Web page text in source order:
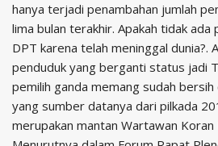
hanya terjadi penambahan jumlah
lima bulan terakhir. Apakah tidak
DPT karena telah meninggal dunia?.
penduduk yang berganti status jadi
pemilih ganda memang sudah
yang sumber datanya dari pilkada
merupakan mantan Wartawan